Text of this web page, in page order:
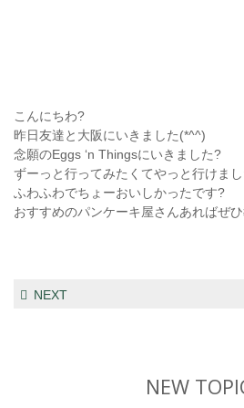
こんにちわ?
昨日友達と大阪にいきました(*^^)
念願のEggs ‘n Thingsにいきました?
ずーっと行ってみたくてやっと行けま
ふわふわでちょーおいしかったです?
おすすめのパンケーキ屋さんあればぜ
NEXT
NEW